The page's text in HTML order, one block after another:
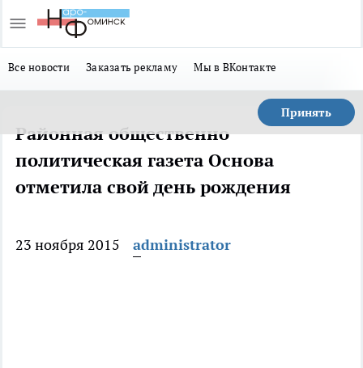
Все новости Заказать рекламу Мы в ВКонтакте
Принять
Районная общественно
политическая газета Основа
отметила свой день рождения
23 ноября 2015 administrator